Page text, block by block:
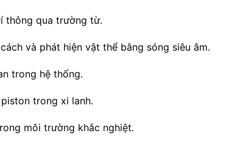
thông qua trường từ.
và phát hiện vật thể bằng sóng siêu âm.
trong hệ thống.
trong xi lanh.
môi trường khắc nghiệt.